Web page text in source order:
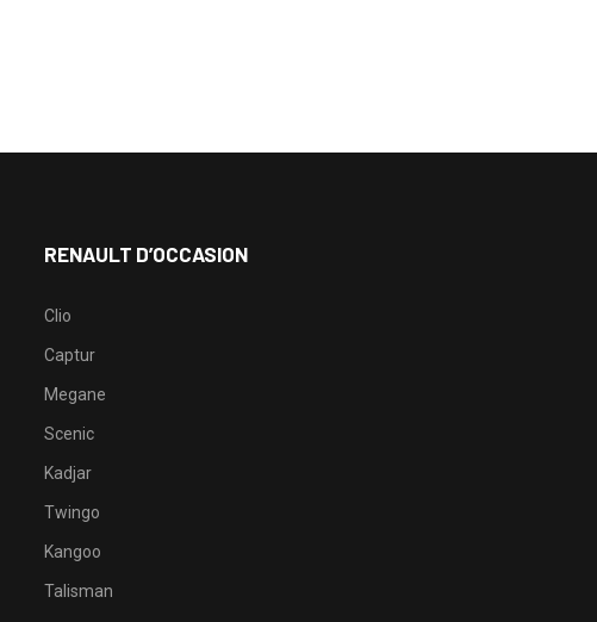
RENAULT D’OCCASION
Clio
Captur
Megane
Scenic
Kadjar
Twingo
Kangoo
Talisman